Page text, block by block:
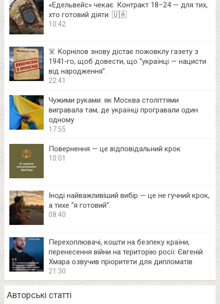
«Едельвейс» чекає. Контракт 18–24 — для тих,
хто готовий діяти. 🇺🇦
10:42
☠️ Корнілов знову дістає пожовклу газету з
1941‑го, щоб довести, що “українці — нацисти
від народження”.
22:41
Чужими руками: як Москва століттями
вигравала там, де українці програвали один
одному
17:55
Повернення — це відповідальний крок
10:01
Іноді найважливіший вибір — це не гучний крок,
а тихе “я готовий”.
08:40
Перехоплювачі, кошти на безпеку країни,
перенесення війни на територію росії: Євгеній
Хмара озвучив пріоритети для дипломатів
21:30
Авторські статті